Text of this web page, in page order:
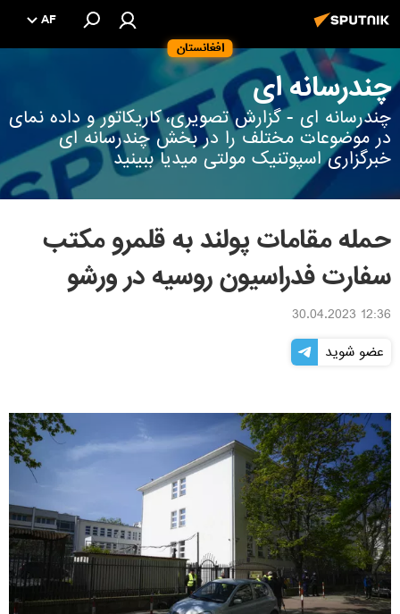
افغانستان
AF
چندرسانه ای
چندرسانه ای - گزارش تصویری، کاریکاتور و داده نمای
در موضوعات مختلف را در بخش چندرسانه ای
خبرگزاری اسپوتنیک مولتی میدیا ببینید
حمله مقامات پولند به قلمرو مکتب
سفارت فدراسیون روسیه در ورشو
12:36 30.04.2023
عضو شوید